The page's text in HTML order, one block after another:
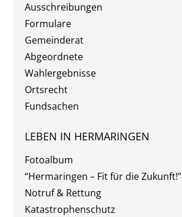
Ausschreibungen
Formulare
Gemeinderat
Abgeordnete
Wahlergebnisse
Ortsrecht
Fundsachen
LEBEN IN HERMARINGEN
Fotoalbum
“Hermaringen – Fit für die Zukunft!”
Notruf & Rettung
Katastrophenschutz